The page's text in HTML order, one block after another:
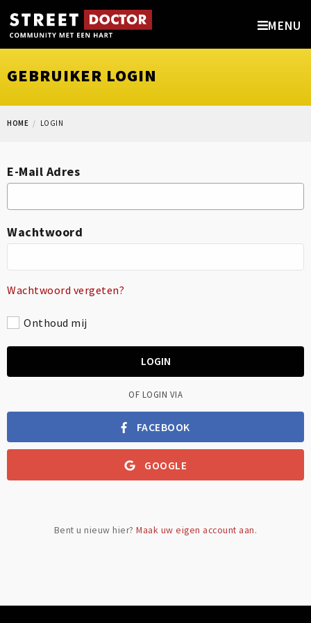
MENU
GEBRUIKER LOGIN
HOME LOGIN
E-Mail Adres
Wachtwoord
Wachtwoord vergeten?
Onthoud mij
LOGIN
OF LOGIN VIA
FACEBOOK
GOOGLE
Bent u nieuw hier?Maak uw eigen account aan.